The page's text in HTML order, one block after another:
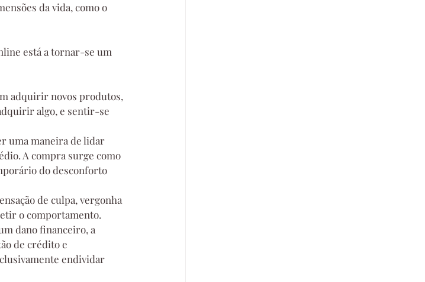
da vida, como o
está a tornar-se um
adquirir novos produtos,
algo, e sentir-se
uma maneira de lidar
A compra surge como
do desconforto
de culpa, vergonha
o comportamento.
dano financeiro, a
de crédito e
endividar